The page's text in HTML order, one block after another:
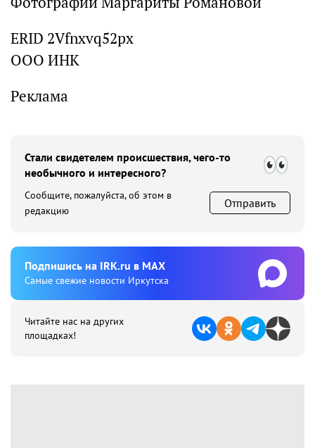
ERID 2Vfnxvq52px
ООО ИНК
Реклама
Стали свидетелем происшествия, чего-то
необычного и интересного?
Сообщите, пожалуйста, об этом в
редакцию
Отправить
Подпишиcь на IRK.ru в MAX
Cамые свежие новости Иркутска
Читайте нас на других
площадках!